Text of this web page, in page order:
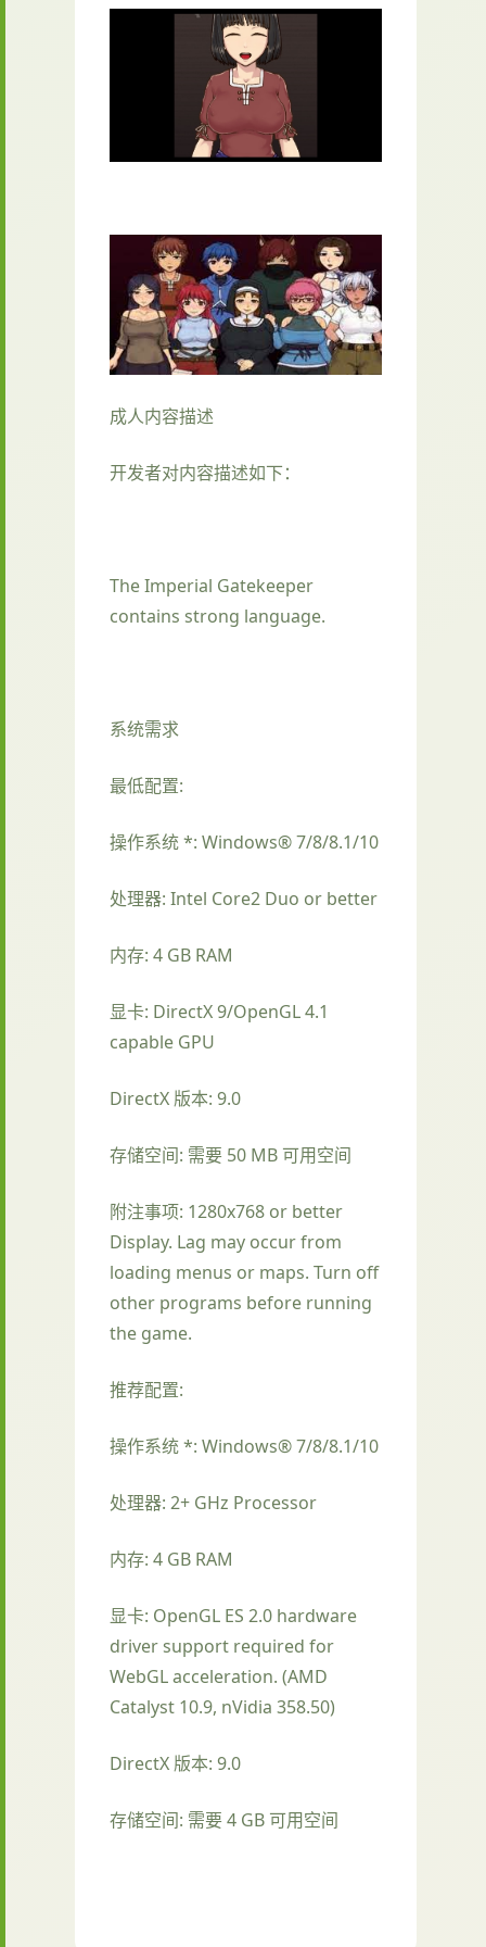
成人内容描述
开发者对内容描述如下：
The Imperial Gatekeeper
contains strong language.
系统需求
最低配置:
操作系统 *: Windows® 7/8/8.1/10
处理器: Intel Core2 Duo or better
内存: 4 GB RAM
显卡: DirectX 9/OpenGL 4.1
capable GPU
DirectX 版本: 9.0
存储空间: 需要 50 MB 可用空间
附注事项: 1280x768 or better
Display. Lag may occur from
loading menus or maps. Turn off
other programs before running
the game.
推荐配置:
操作系统 *: Windows® 7/8/8.1/10
处理器: 2+ GHz Processor
内存: 4 GB RAM
显卡: OpenGL ES 2.0 hardware
driver support required for
WebGL acceleration. (AMD
Catalyst 10.9, nVidia 358.50)
DirectX 版本: 9.0
存储空间: 需要 4 GB 可用空间